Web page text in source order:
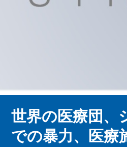
世界の医療団、
での暴力、医療